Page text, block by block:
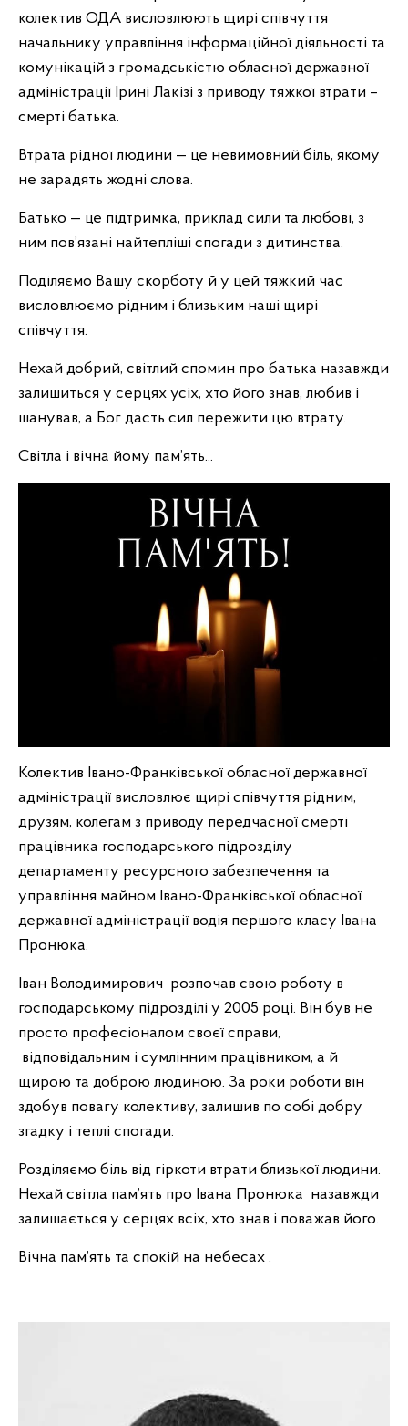
колектив ОДА висловлюють щирі співчуття
начальнику управління інформаційної діяльності та
комунікацій з громадськістю обласної державної
адміністрації Ірині Лакізі з приводу тяжкої втрати –
смерті батька.
Втрата рідної людини — це невимовний біль, якому
не зарадять жодні слова.
Батько — це підтримка, приклад сили та любові, з
ним пов’язані найтепліші спогади з дитинства.
Поділяємо Вашу скорботу й у цей тяжкий час
висловлюємо рідним і близьким наші щирі
співчуття.
Нехай добрий, світлий спомин про батька назавжди
залишиться у серцях усіх, хто його знав, любив і
шанував, а Бог дасть сил пережити цю втрату.
Світла і вічна йому пам’ять...
Колектив Івано-Франківської обласної державної
адміністрації висловлює щирі співчуття рідним,
друзям, колегам з приводу передчасної смерті
працівника господарського підрозділу
департаменту ресурсного забезпечення та
управління майном Івано-Франківської обласної
державної адміністрації водія першого класу Івана
Пронюка.
Іван Володимирович розпочав свою роботу в
господарському підрозділі у 2005 році. Він був не
просто професіоналом своєї справи,
відповідальним і сумлінним працівником, а й
щирою та доброю людиною. За роки роботи він
здобув повагу колективу, залишив по собі добру
згадку і теплі спогади.
Розділяємо біль від гіркоти втрати близької людини.
Нехай світла пам’ять про Івана Пронюка назавжди
залишається у серцях всіх, хто знав і поважав його.
Вічна пам’ять та спокій на небесах .